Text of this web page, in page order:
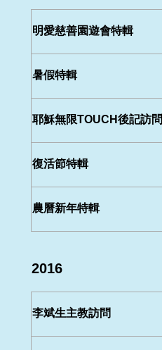
明愛慈善園遊會特輯
暑假特輯
耶穌無限TOUCH後記訪問
復活節特輯
農曆新年特輯
2016
李斌生主教訪問